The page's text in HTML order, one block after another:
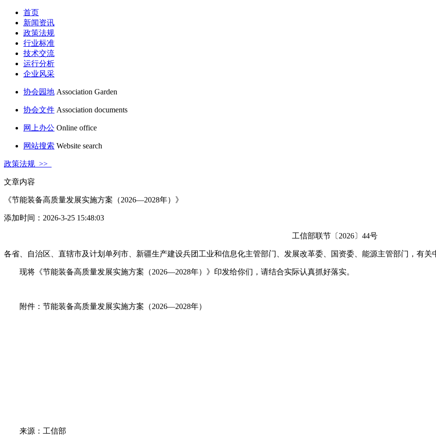
首页
新闻资讯
政策法规
行业标准
技术交流
运行分析
企业风采
协会园地 Association Garden
协会文件 Association documents
网上办公 Online office
网站搜索 Website search
政策法规 >>
文章内容
《节能装备高质量发展实施方案（2026—2028年）》
添加时间：2026-3-25 15:48:03
工信部联节〔2026〕44号
各省、自治区、直辖市及计划单列市、新疆生产建设兵团工业和信息化主管部门、发展改革委、国资委、能源主管部门，有关
现将《节能装备高质量发展实施方案（2026—2028年）》印发给你们，请结合实际认真抓好落实。
附件：节能装备高质量发展实施方案（2026—2028年）
来源：工信部